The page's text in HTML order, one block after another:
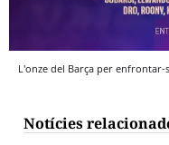
L'onze del Barça per enfrontar-
Notícies